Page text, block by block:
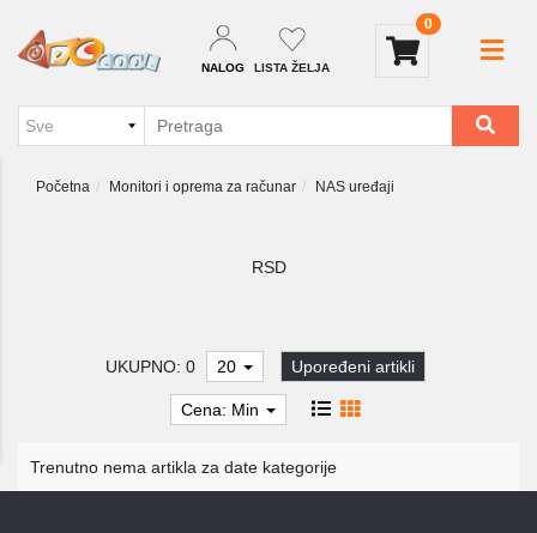
NALOG LISTA ŽELJA
0
Početna Monitori i oprema za računar NAS uređaji
RSD
UKUPNO: 0 20 Upoređeni artikli
Cena: Min
Trenutno nema artikla za date kategorije